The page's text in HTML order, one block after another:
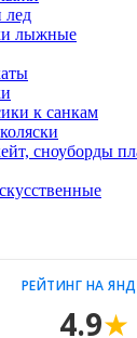
лед
лыжные
к санкам
сноуборды
РЕЙТИНГ НА
4.9★